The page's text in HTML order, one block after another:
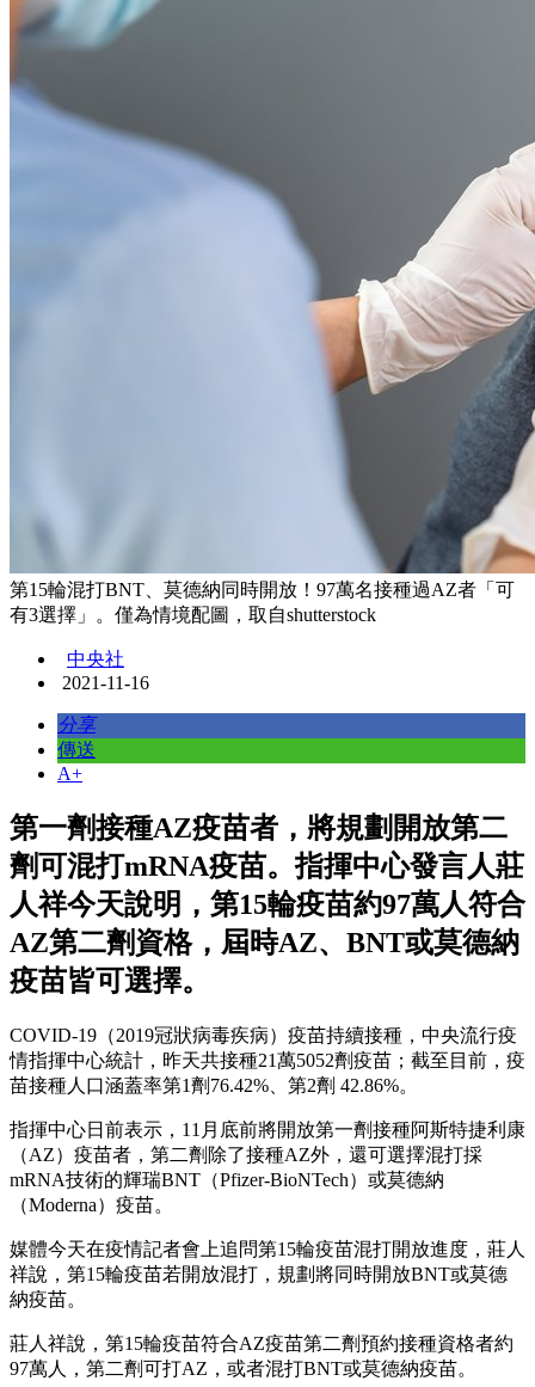
第15輪混打BNT、莫德納同時開放！97萬名接種過AZ者「可
有3選擇」。僅為情境配圖，取自shutterstock
中央社
2021-11-16
分享
傳送
A+
第一劑接種AZ疫苗者，將規劃開放第二
劑可混打mRNA疫苗。指揮中心發言人莊
人祥今天說明，第15輪疫苗約97萬人符合
AZ第二劑資格，屆時AZ、BNT或莫德納
疫苗皆可選擇。
COVID-19（2019冠狀病毒疾病）疫苗持續接種，中央流行疫
情指揮中心統計，昨天共接種21萬5052劑疫苗；截至目前，疫
苗接種人口涵蓋率第1劑76.42%、第2劑 42.86%。
指揮中心日前表示，11月底前將開放第一劑接種阿斯特捷利康
（AZ）疫苗者，第二劑除了接種AZ外，還可選擇混打採
mRNA技術的輝瑞BNT（Pfizer-BioNTech）或莫德納
（Moderna）疫苗。
媒體今天在疫情記者會上追問第15輪疫苗混打開放進度，莊人
祥說，第15輪疫苗若開放混打，規劃將同時開放BNT或莫德
納疫苗。
莊人祥說，第15輪疫苗符合AZ疫苗第二劑預約接種資格者約
97萬人，第二劑可打AZ，或者混打BNT或莫德納疫苗。